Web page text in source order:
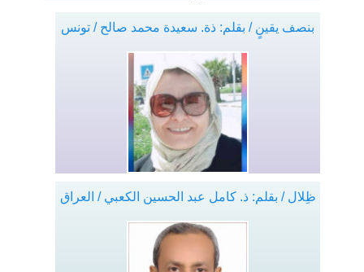
بنصف يقينٍ / بقلم: ذة. سعيدة محمد صالح / تونس
ظِلال / بقلم: ذ. كامل عبد الحسين الكعبي / العراق